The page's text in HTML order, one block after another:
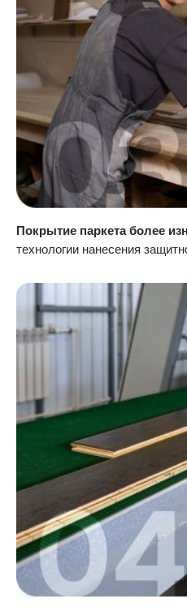
Покрытие паркета более
технологии нанесения